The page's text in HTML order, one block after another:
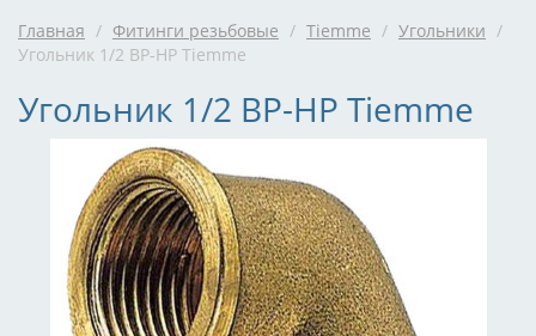
Главная / Фитинги резьбовые / Tiemme / Угольники /
Угольник 1/2 ВР-НР Tiemme
Угольник 1/2 ВР-НР Tiemme